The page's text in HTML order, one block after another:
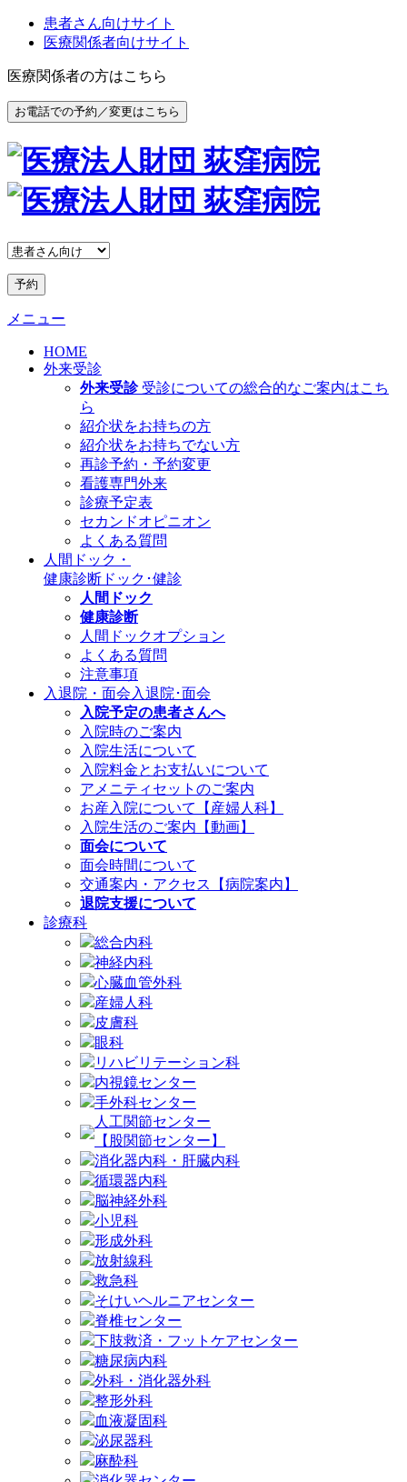
患者さん向けサイト
医療関係者向けサイト
医療関係者の方はこちら
お電話での予約／変更はこちら
予約
メニュー
HOME
外来受診
外来受診 受診についての総合的なご案内はこち
ら
紹介状をお持ちの方
紹介状をお持ちでない方
再診予約・予約変更
看護専門外来
診療予定表
セカンドオピニオン
よくある質問
人間ドック・
健康診断 ドック･健診
人間ドック
健康診断
人間ドックオプション
よくある質問
注意事項
入退院・面会 入退院･面会
入院予定の患者さんへ
入院時のご案内
入院生活について
入院料金とお支払いについて
アメニティセットのご案内
お産入院について【産婦人科】
入院生活のご案内【動画】
面会について
面会時間について
交通案内・アクセス【病院案内】
退院支援について
診療科
総合内科
神経内科
心臓血管外科
産婦人科
皮膚科
眼科
リハビリテーション科
内視鏡センター
手外科センター
人工関節センター
【股関節センター】
消化器内科・肝臓内科
循環器内科
脳神経外科
小児科
形成外科
放射線科
救急科
そけいヘルニアセンター
脊椎センター
下肢救済・フットケアセンター
糖尿病内科
外科・消化器外科
整形外科
血液凝固科
泌尿器科
麻酔科